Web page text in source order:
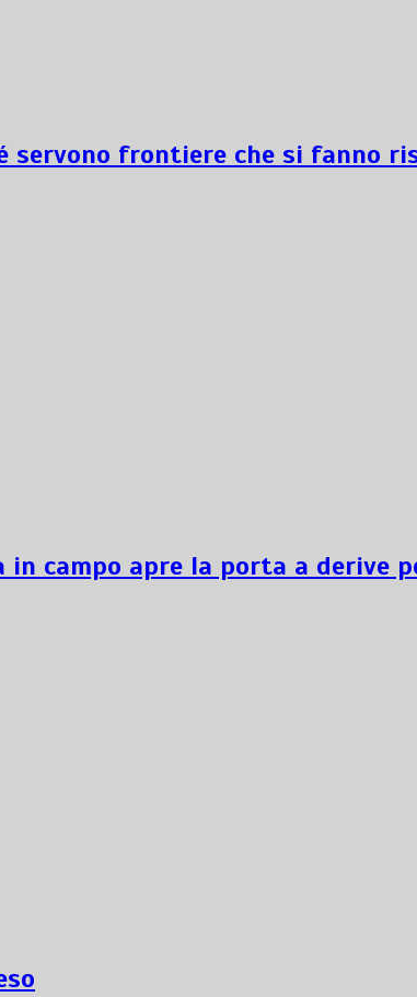
servono frontiere che si fanno
campo apre la porta a derive